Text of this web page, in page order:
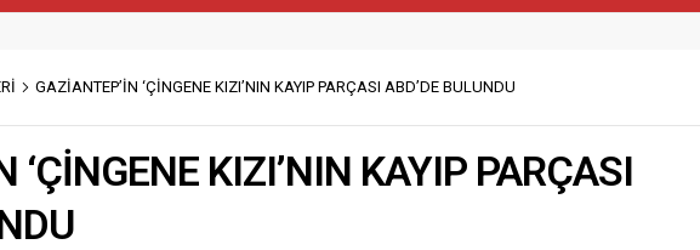
GAZİANTEP’İN ‘ÇİNGENE KIZI’NIN KAYIP PARÇASI ABD’DE BULUNDU
‘ÇİNGENE KIZI’NIN KAYIP PARÇASI